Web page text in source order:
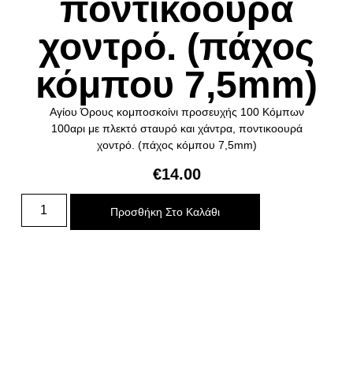
ποντικοουρά
χοντρό. (πάχος
κόμπου 7,5mm)
Αγίου Όρους κομποσκοίνι προσευχής 100 Κόμπων
100αρι με πλεκτό σταυρό και χάντρα, ποντικοουρά
χοντρό. (πάχος κόμπου 7,5mm)
€14.00
Προσθήκη Στο Καλάθι